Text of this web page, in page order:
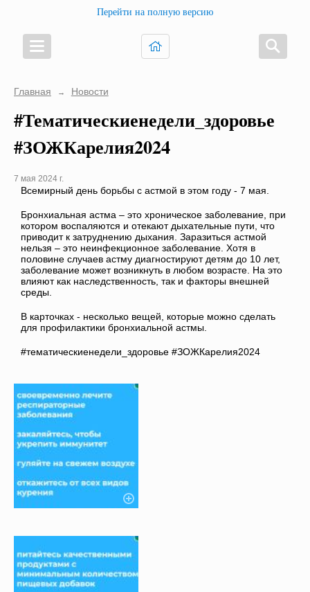
Перейти на полную версию
Главная → Новости
#Тематическиенедели_здоровье
#ЗОЖКарелия2024
7 мая 2024 г.
Всемирный день борьбы с астмой в этом году - 7 мая.
Бронхиальная астма – это хроническое заболевание, при
котором воспаляются и отекают дыхательные пути, что
приводит к затруднению дыхания. Заразиться астмой
нельзя – это неинфекционное заболевание. Хотя в
половине случаев астму диагностируют детям до 10 лет,
заболевание может возникнуть в любом возрасте. На это
влияют как наследственность, так и факторы внешней
среды.
В карточках - несколько вещей, которые можно сделать
для профилактики бронхиальной астмы.
#тематическиенедели_здоровье #ЗОЖКарелия2024